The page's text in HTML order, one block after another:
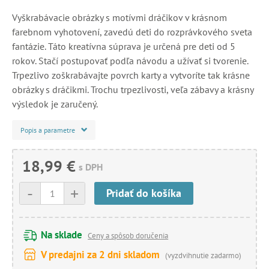
Vyškrabávacie obrázky s motívmi dráčikov v krásnom
farebnom vyhotovení, zavedú deti do rozprávkového sveta
fantázie. Táto kreatívna súprava je určená pre deti od 5
rokov. Stačí postupovať podľa návodu a užívať si tvorenie.
Trpezlivo zoškrabávajte povrch karty a vytvoríte tak krásne
obrázky s dráčikmi. Trochu trpezlivosti, veľa zábavy a krásny
výsledok je zaručený.
Popis a parametre
18,99 € s DPH
+
- Pridať do košíka
Na sklade Ceny a spôsob doručenia
V predajni za 2 dni skladom (vyzdvihnutie zadarmo)